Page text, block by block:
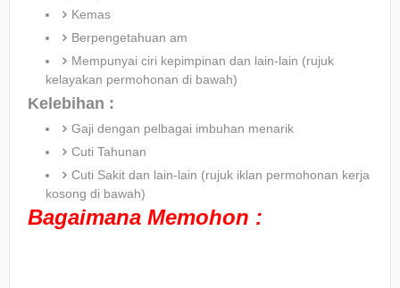
Kemas
Berpengetahuan am
Mempunyai ciri kepimpinan dan lain-lain (rujuk
kelayakan permohonan di bawah)
Kelebihan :
Gaji dengan pelbagai imbuhan menarik
Cuti Tahunan
Cuti Sakit dan lain-lain (rujuk iklan permohonan kerja
kosong di bawah)
Bagaimana Memohon :